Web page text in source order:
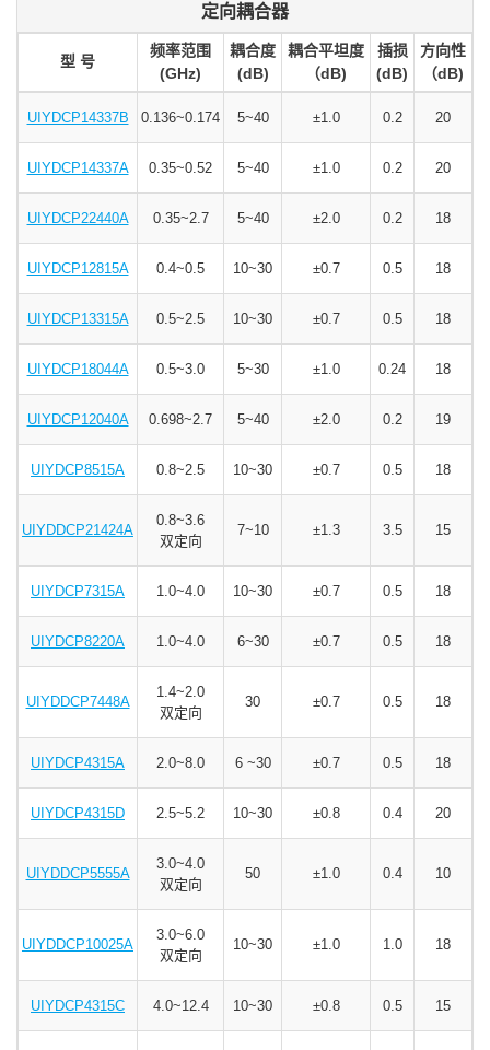
定向耦合器
型 号
频率范围
(GHz)
耦合度
(dB)
耦合平坦度
（dB)
插损
(dB)
方向性
（dB)
UIYDCP14337B 0.136~0.174 5~40 ±1.0 0.2 20
UIYDCP14337A 0.35~0.52 5~40 ±1.0 0.2 20
UIYDCP22440A 0.35~2.7 5~40 ±2.0 0.2 18
UIYDCP12815A 0.4~0.5 10~30 ±0.7 0.5 18
UIYDCP13315A 0.5~2.5 10~30 ±0.7 0.5 18
UIYDCP18044A 0.5~3.0 5~30 ±1.0 0.24 18
UIYDCP12040A 0.698~2.7 5~40 ±2.0 0.2 19
UIYDCP8515A 0.8~2.5 10~30 ±0.7 0.5 18
UIYDDCP21424A
0.8~3.6
双定向
7~10 ±1.3 3.5 15
UIYDCP7315A 1.0~4.0 10~30 ±0.7 0.5 18
UIYDCP8220A 1.0~4.0 6~30 ±0.7 0.5 18
UIYDDCP7448A
1.4~2.0
双定向
30 ±0.7 0.5 18
UIYDCP4315A 2.0~8.0 6 ~30 ±0.7 0.5 18
UIYDCP4315D 2.5~5.2 10~30 ±0.8 0.4 20
UIYDDCP5555A
3.0~4.0
双定向
50 ±1.0 0.4 10
UIYDDCP10025A
3.0~6.0
双定向
10~30 ±1.0 1.0 18
UIYDCP4315C 4.0~12.4 10~30 ±0.8 0.5 15